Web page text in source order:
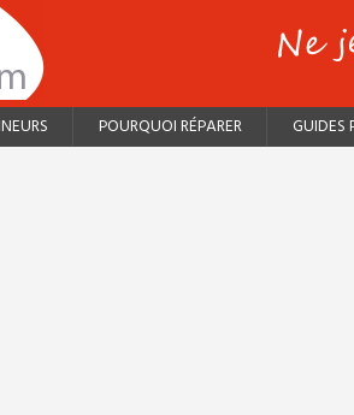
POURQUOI RÉPARER GUIDES